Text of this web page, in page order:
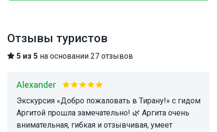
Отзывы туристов
5 из 5 на основании 27 отзывов
Alexander
Экскурсия «Добро пожаловать в Тирану!» с гидом
Аргитой прошла замечательно! 🌿 Аргита очень
внимательная, гибкая и отзывчивая, умеет